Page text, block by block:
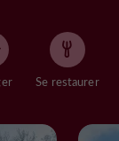
Se restaurer